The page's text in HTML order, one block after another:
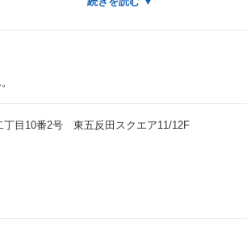
友人紹介キャンペーンなどを通じてeギフトを提
事業の柱です。
白さがあります。
だけではなく、企業の福利厚生や自治体からの補
バランスを取りながら、「ギフト」をどの領域に
を実現することで、人間の文化に深く根差した「
丁目10番2号 東五反田スクエア11/12F